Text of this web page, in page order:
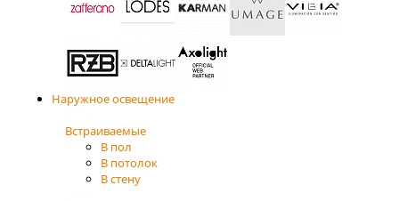
Наружное освещение
Встраиваемые
В пол
В потолок
В стену